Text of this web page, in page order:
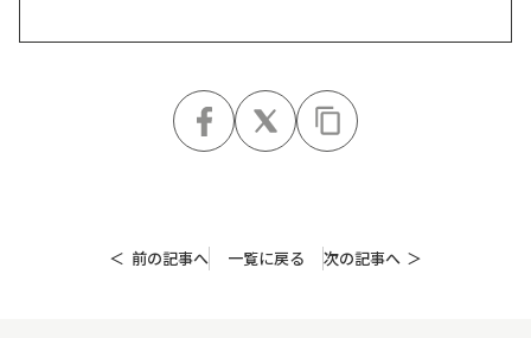
前の記事へ 一覧に戻る 次の記事へ